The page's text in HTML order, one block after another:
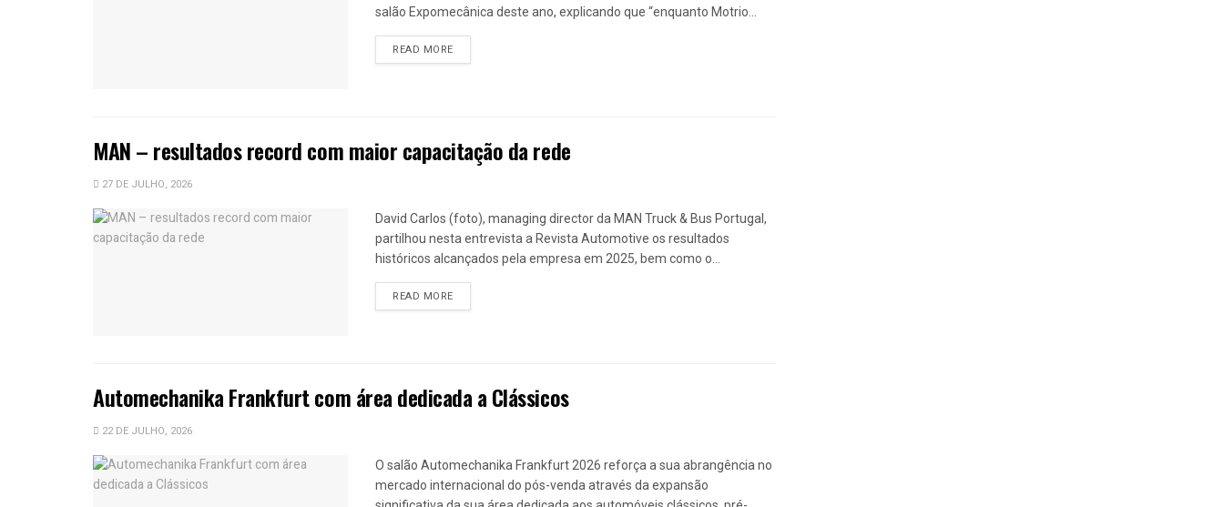
salão Expomecânica deste ano, explicando que “enquanto Motrio...
READ MOREDETAILS
MAN – resultados record com maior capacitação da rede
27 DE JULHO, 2026
David Carlos (foto), managing director da MAN Truck & Bus Portugal,
partilhou nesta entrevista a Revista Automotive os resultados
históricos alcançados pela empresa em 2025, bem como o...
READ MOREDETAILS
Automechanika Frankfurt com área dedicada a Clássicos
22 DE JULHO, 2026
O salão Automechanika Frankfurt 2026 reforça a sua abrangência no
mercado internacional do pós-venda através da expansão